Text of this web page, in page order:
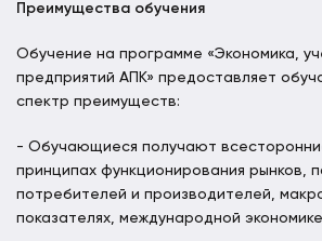
Преимущества обучения
Обучение на программе «Экономика,
предприятий АПК» предоставляет
спектр преимуществ:
- Обучающиеся получают
принципах функционирования рынков,
потребителей и производителей,
показателях, международной